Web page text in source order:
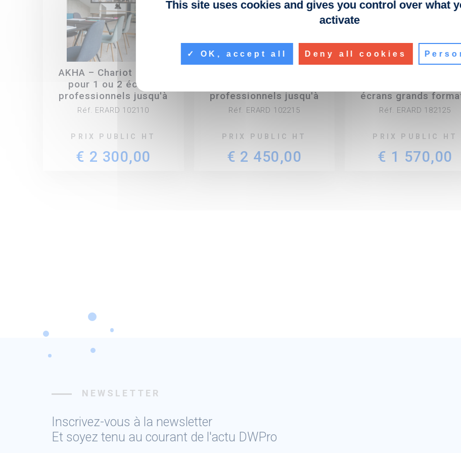
AKHA – Chariot mobile
pour 1 ou 2 écrans
professionnels jusqu'à
130"
Réf. ERARD 102110
PRIX PUBLIC HT
€ 2 300,00
professionnels jusqu'à
130"
Réf. ERARD 102215
PRIX PUBLIC HT
€ 2 450,00
écrans grands
Réf. ERARD 182125
PRIX PUBLIC HT
€ 1 570,00
NEWSLETTER
Inscrivez-vous à la newsletter
Et soyez tenu au courant de l'actu DWPro
This site uses cookies and gives you control over what
activate
OK, accept all Deny all cookies